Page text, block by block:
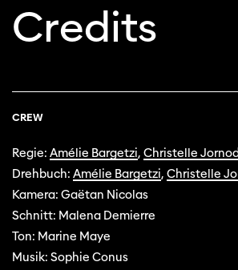
Credits
CREW
Regie: Amélie Bargetzi, Christelle Jornod
Drehbuch: Amélie Bargetzi, Christelle
Kamera: Gaëtan Nicolas
Schnitt: Malena Demierre
Ton: Marine Maye
Musik: Sophie Conus